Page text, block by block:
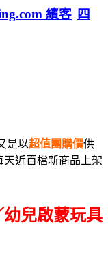
繽客 四
是以超值團購價供
近百檔新商品上架
兒啟蒙玩具